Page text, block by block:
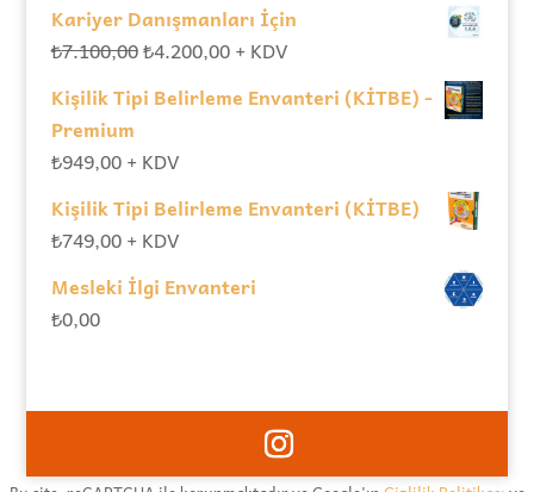
Kariyer Danışmanları İçin
₺7.100,00Orijinal
₺7.100,00.
₺4.200,00Şu
fiyat:
+ KDV
Kişilik Tipi Belirleme Envanteri (KİTBE) -
Premium
₺949,00 + KDV
Kişilik Tipi Belirleme Envanteri (KİTBE)
₺749,00 + KDV
Mesleki İlgi Envanteri
₺0,00